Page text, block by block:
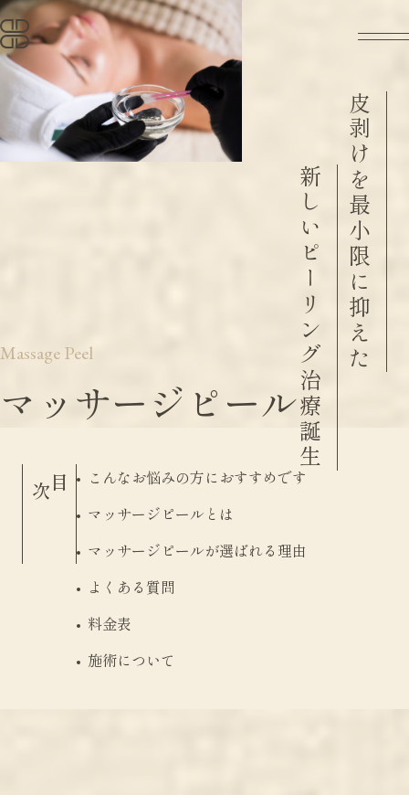
Massage Peel
マッサージピール
皮剥けを最小限に抑えた
新しいピーリング治療誕生
目
次
こんなお悩みの方におすすめです
マッサージピールとは
マッサージピールが選ばれる理由
よくある質問
料金表
施術について